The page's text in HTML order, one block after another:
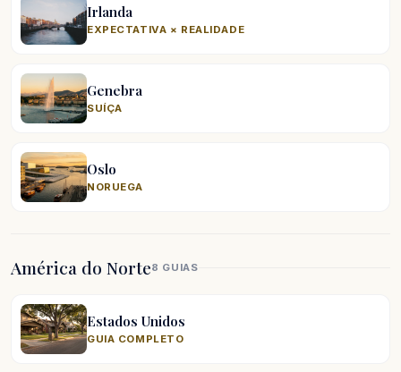
Irlanda
EXPECTATIVA × REALIDADE
Genebra
SUÍÇA
Oslo
NORUEGA
América do Norte8 GUIAS
Estados Unidos
GUIA COMPLETO